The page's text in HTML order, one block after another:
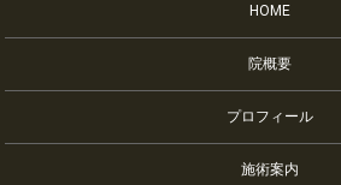
HOME
院概要
プロフィール
施術案内